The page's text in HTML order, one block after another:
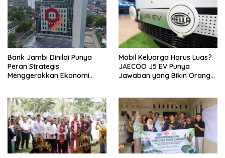
Bank Jambi Dinilai Punya
Peran Strategis
Menggerakkan Ekonomi
Mobil Keluarga Harus Luas?
JAECOO J5 EV Punya
Jawaban yang Bikin Orang